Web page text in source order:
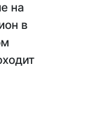
на
в